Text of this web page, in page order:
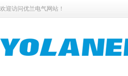
欢迎访问优兰电气网站！